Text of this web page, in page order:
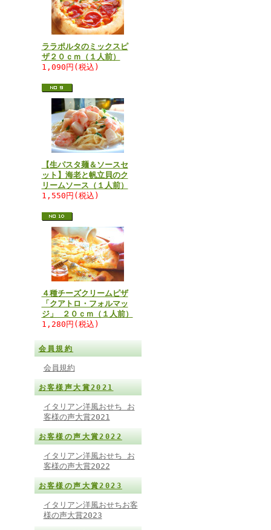
ララポルタのミックスピ
ザ２０ｃｍ（１人前）
1,090円(税込)
【生パスタ麺＆ソースセ
ット】海老と帆立貝のク
リームソース（１人前）
1,550円(税込)
４種チーズクリームピザ
「クアトロ・フォルマッ
ジ」 ２０ｃｍ（１人前）
1,280円(税込)
会員規約
会員規約
お客様声大賞2021
イタリアン洋風おせち お
客様の声大賞2021
お客様の声大賞2022
イタリアン洋風おせち お
客様の声大賞2022
お客様の声大賞2023
イタリアン洋風おせちお客
様の声大賞2023